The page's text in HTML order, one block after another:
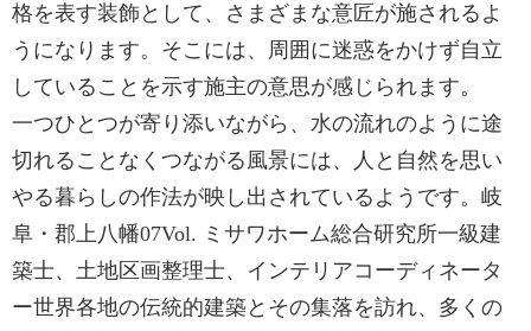
格を表す装飾として、さまざまな意匠が施されるよ
うになります。そこには、周囲に迷惑をかけず自立
していることを示す施主の意思が感じられます。
一つひとつが寄り添いながら、水の流れのように途
切れることなくつながる風景には、人と自然を思い
やる暮らしの作法が映し出されているようです。岐
阜・郡上八幡07Vol. ミサワホーム総合研究所一級建
築士、土地区画整理士、インテリアコーディネータ
ー世界各地の伝統的建築とその集落を訪れ、多くの